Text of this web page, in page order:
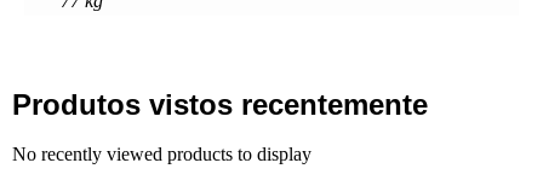
Produtos vistos recentemente
No recently viewed products to display